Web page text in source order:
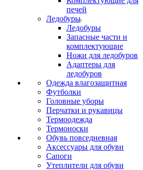
печей
Ледобуры
Ледобуры
Запасные части и
комплектующие
Ножи для ледобуров
Адаптеры для
ледобуров
Одежда влагозащитная
Футболки
Головные уборы
Перчатки и рукавицы
Термоодежда
Термоноски
Обувь повседневная
Аксессуары для обуви
Сапоги
Утеплители для обуви